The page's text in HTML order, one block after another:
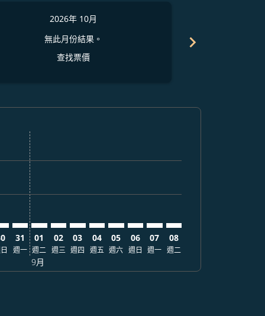
2026年 10月
無此月份結果。
查找票價
chevron_right
查找票價查找票價查找票價
disclaimer. 查找票價
offers-disclaimer. 查找票價
view-offers-disclaimer. 查找票價
cmp-view-offers-disclaimer. 查找票價
cmp-view-offers-disclaimer. 查找票價
cmp-view-offers-disclaimer. 查找票價
MNL–FUK: cmp-view-offers-disclaimer. 查找票價
31
週一
01
週二
9月
02
週三
03
週四
04
週五
05
週六
06
週日
07
週一
08
週二